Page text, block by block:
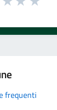
frequenti